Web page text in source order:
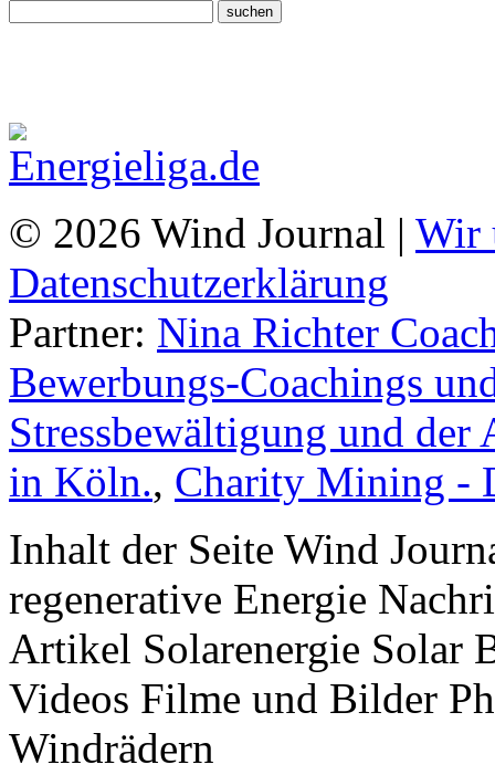
© 2026 Wind Journal | Wir
Datenschutzerklärung
Partner: Nina Richter
Bewerbungs-Coachings
Stressbewältigung und
in Köln., Charity Mining -
Inhalt der Seite Wind
regenerative Energie
Artikel Solarenergie Solar
Videos Filme und Bilder
Windrädern